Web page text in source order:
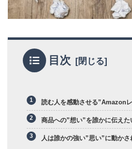
目次
読む人を感動させる”Amazon
商品への”想い”を誰かに伝えた
人は誰かの強い”思い”に動かさ